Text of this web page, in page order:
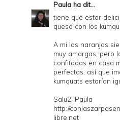
Paula ha dit...
tiene que estar
queso con los
A mi las naranjas
muy amargas, pero
confitadas en casa
perfectas, así que
kumquats estarían
Salu2, Paula
http://
libre.net